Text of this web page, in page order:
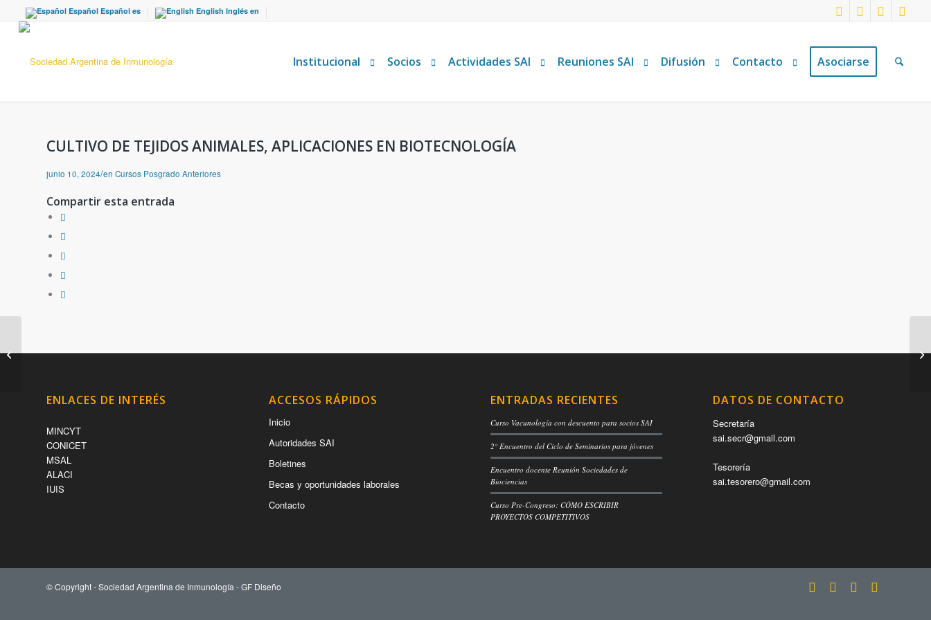
Español Español es English Inglés en
Institucional Socios Actividades SAI Reuniones SAI Difusión Contacto Asociarse
CULTIVO DE TEJIDOS ANIMALES, APLICACIONES EN BIOTECNOLOGÍA
junio 10, 2024/en Cursos Posgrado Anteriores
Compartir esta entrada
ENLACES DE INTERÉS
MINCYT
CONICET
MSAL
ALACI
IUIS
ACCESOS RÁPIDOS
Inicio
Autoridades SAI
Boletines
Becas y oportunidades laborales
Contacto
ENTRADAS RECIENTES
Curso Vacunología con descuento para socios SAI
2° Encuentro del Ciclo de Seminarios para jóvenes
Encuentro docente Reunión Sociedades de
Biociencias
Curso Pre-Congreso: CÓMO ESCRIBIR
PROYECTOS COMPETITIVOS
DATOS DE CONTACTO
Secretaría
sai.secr@gmail.com
Tesorería
sai.tesorero@gmail.com
© Copyright - Sociedad Argentina de Inmunología -GF Diseño